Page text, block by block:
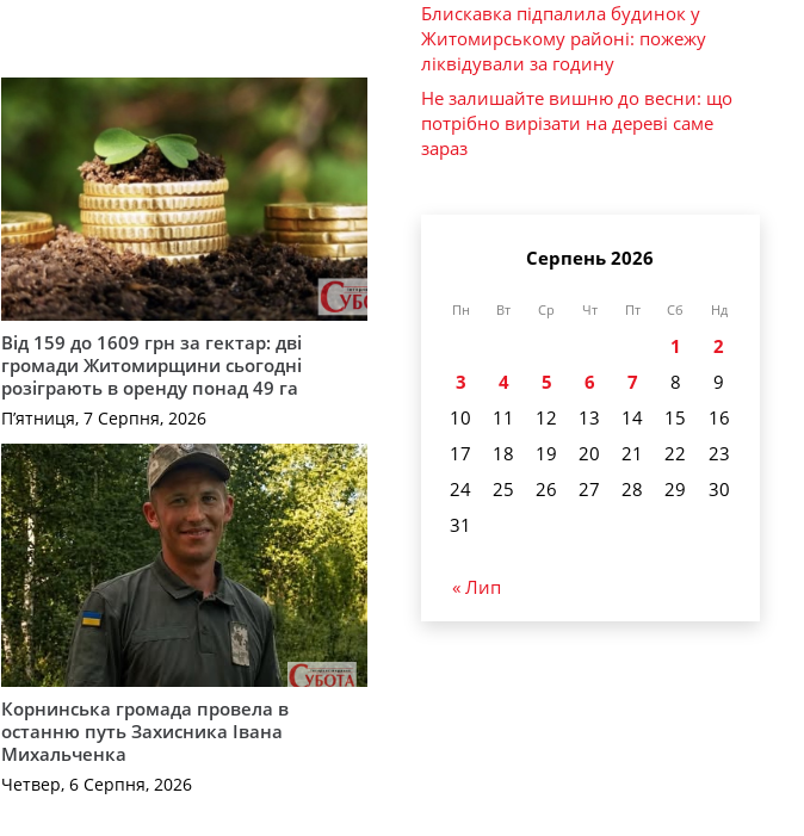
Від 159 до 1609 грн за гектар: дві
громади Житомирщини сьогодні
розіграють в оренду понад 49 га
П’ятниця, 7 Серпня, 2026
Корнинська громада провела в
останню путь Захисника Івана
Михальченка
Четвер, 6 Серпня, 2026
Блискавка підпалила будинок у
Житомирському районі: пожежу
ліквідували за годину
Не залишайте вишню до весни: що
потрібно вирізати на дереві саме
зараз
Серпень 2026
Пн Вт Ср Чт Пт Сб Нд
1
2
3
4 5 6 7 8
9
10
11 12 13 14 15
16
17
18 19 20 21 22
23
24
25 26 27 28 29
30
31
« Лип